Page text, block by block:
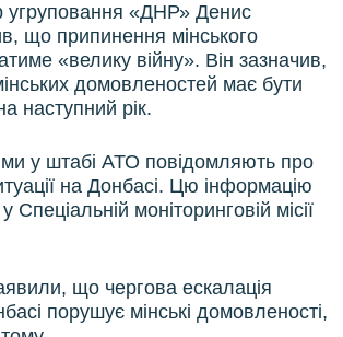
угруповання «ДНР» Денис
що припинення мінського
«велику війну». Він зазначив,
домовленостей має бути
наступний рік.
у штабі АТО повідомляють про
на Донбасі. Цю інформацію
Спеціальній моніторинговій місії
що чергова ескалація
порушує мінські домовленості,